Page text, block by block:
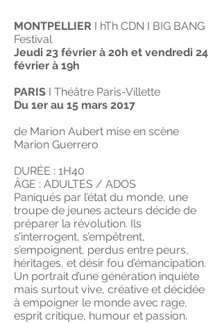
MONTPELLIER I hTh CDN I BIG BANG
Festival
Jeudi 23 février à 20h et vendredi 24
février à 19h
PARIS I Théâtre Paris-Villette
Du 1er au 15 mars 2017
de Marion Aubert mise en scène
Marion Guerrero
DURÉE : 1H40
ÂGE : ADULTES / ADOS
Paniqués par l’état du monde, une
troupe de jeunes acteurs décide de
préparer la révolution. Ils
s’interrogent, s’empêtrent,
s’empoignent, perdus entre peurs,
héritages, et désir fou d’émancipation.
Un portrait d’une génération inquiète
mais surtout vive, créative et décidée
à empoigner le monde avec rage,
esprit critique, humour et passion.